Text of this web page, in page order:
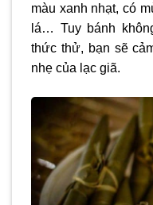
màu xanh nhạt, có
lá… Tuy bánh
thức thử, bạn sẽ
nhẹ của lạc giã.